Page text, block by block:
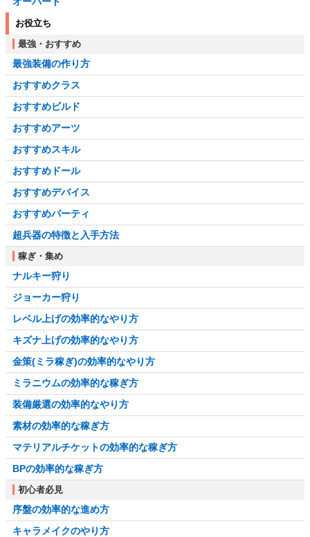
お役立ち
最強・おすすめ
最強装備の作り方
おすすめクラス
おすすめビルド
おすすめアーツ
おすすめスキル
おすすめドール
おすすめデバイス
おすすめパーティ
超兵器の特徴と入手方法
稼ぎ・集め
ナルキー狩り
ジョーカー狩り
レベル上げの効率的なやり方
キズナ上げの効率的なやり方
金策(ミラ稼ぎ)の効率的なやり方
ミラニウムの効率的な稼ぎ方
装備厳選の効率的なやり方
素材の効率的な稼ぎ方
マテリアルチケットの効率的な稼ぎ方
BPの効率的な稼ぎ方
初心者必見
序盤の効率的な進め方
キャラメイクのやり方